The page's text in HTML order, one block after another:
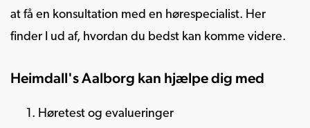
at få en konsultation med en hørespecialist. Her
finder I ud af, hvordan du bedst kan komme videre.
Heimdall's Aalborg kan hjælpe dig med
Høretest og evalueringer